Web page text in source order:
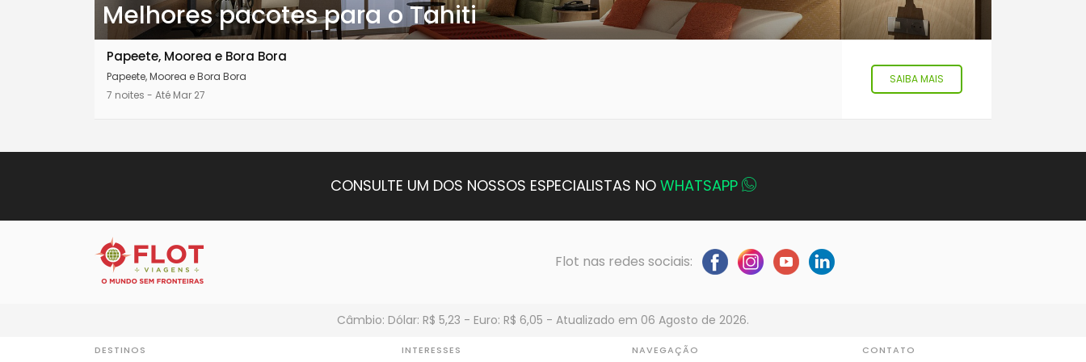
Melhores pacotes para o Tahiti
Papeete, Moorea e Bora Bora
Papeete, Moorea e Bora Bora
7 noites - Até Mar 27
SAIBA MAIS
CONSULTE UM DOS NOSSOS ESPECIALISTAS NO WHATSAPP
Flot nas redes sociais:
Câmbio: Dólar: R$ 5,23 - Euro: R$ 6,05 - Atualizado em 06 Agosto de 2026.
DESTINOS INTERESSES NAVEGAÇÃO CONTATO